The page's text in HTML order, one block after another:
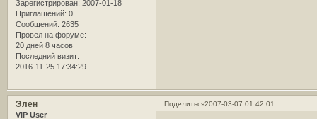
Зарегистрирован: 2007-01-18
Приглашений: 0
Сообщений: 2635
Провел на форуме:
20 дней 8 часов
Последний визит:
2016-11-25 17:34:29
Поделиться2007-03-07 01:42:01
Элен
VIP User